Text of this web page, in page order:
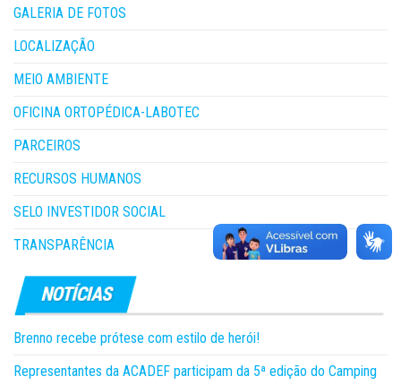
GALERIA DE FOTOS
LOCALIZAÇÃO
MEIO AMBIENTE
OFICINA ORTOPÉDICA-LABOTEC
PARCEIROS
RECURSOS HUMANOS
SELO INVESTIDOR SOCIAL
TRANSPARÊNCIA
Brenno recebe prótese com estilo de herói!
Representantes da ACADEF participam da 5ª edição do Camping